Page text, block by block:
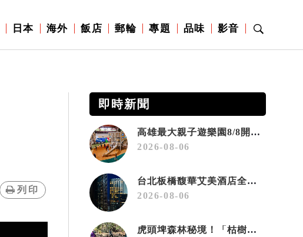
日本 海外 飯店 郵輪 專題 品味 影音
列印
即時新聞
高雄最大親子遊樂園8/8開幕！30項設施免費玩、YOYO家族嗨翻暑假
2026-08-06
台北板橋馥華艾美酒店全新開幕 感官藝術策展打造旅居新風格
2026-08-06
虎頭埤森林秘境！「枯樹籬步道」生態復育有成 走進大自然生命教室